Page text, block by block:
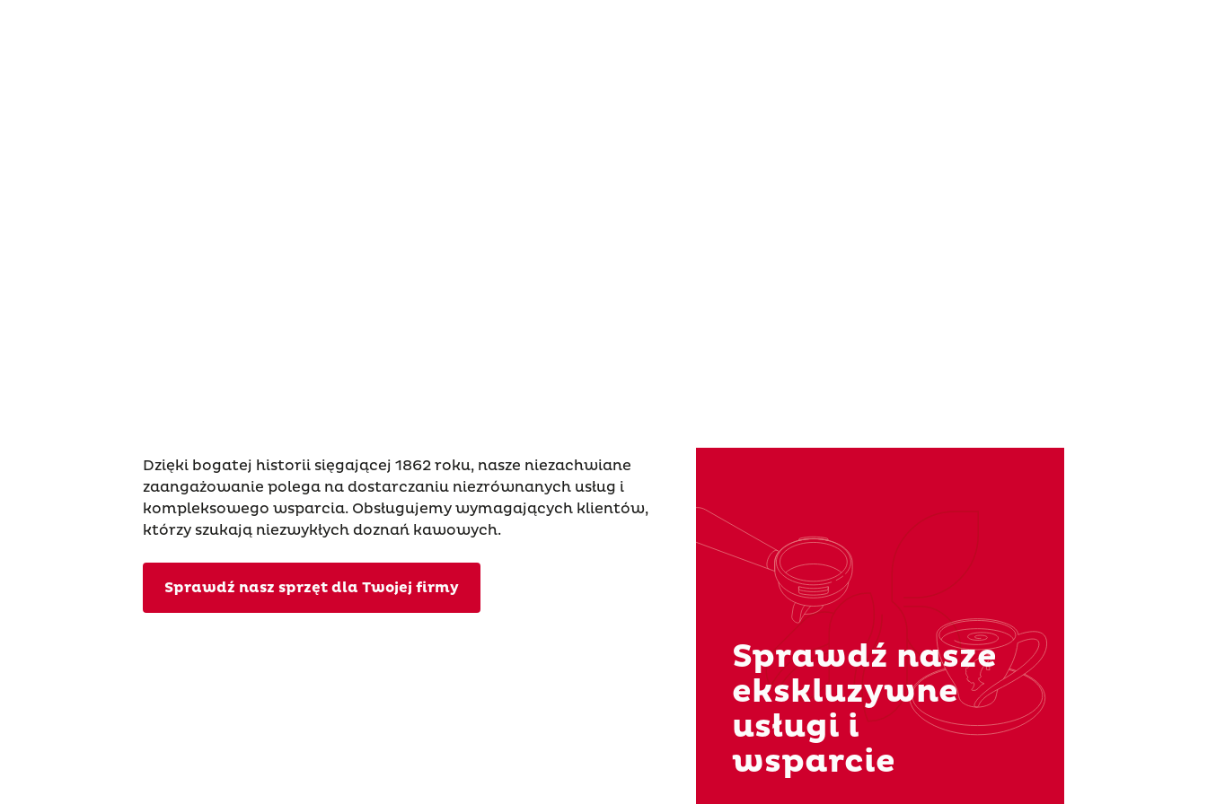
Dzięki bogatej historii sięgającej 1862 roku, nasze niezachwiane
zaangażowanie polega na dostarczaniu niezrównanych usług i
kompleksowego wsparcia. Obsługujemy wymagających klientów,
którzy szukają niezwykłych doznań kawowych.
Sprawdź nasz sprzęt dla Twojej firmy
Sprawdź nasze
ekskluzywne
usługi i
wsparcie